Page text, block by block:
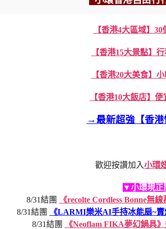
【香港4大區域】
【香港15大景點】
【香港20大美食】
【香港10大飯店】
→最新超強【香港
歡迎按讚加入小環
▼小環現正
8/31結團
《recolte Cordless Bonne無
8/31結團
《LARMI樂米AI手持冰能扇~
8/31結團
《Neoflam FIKA夢幻鍋具